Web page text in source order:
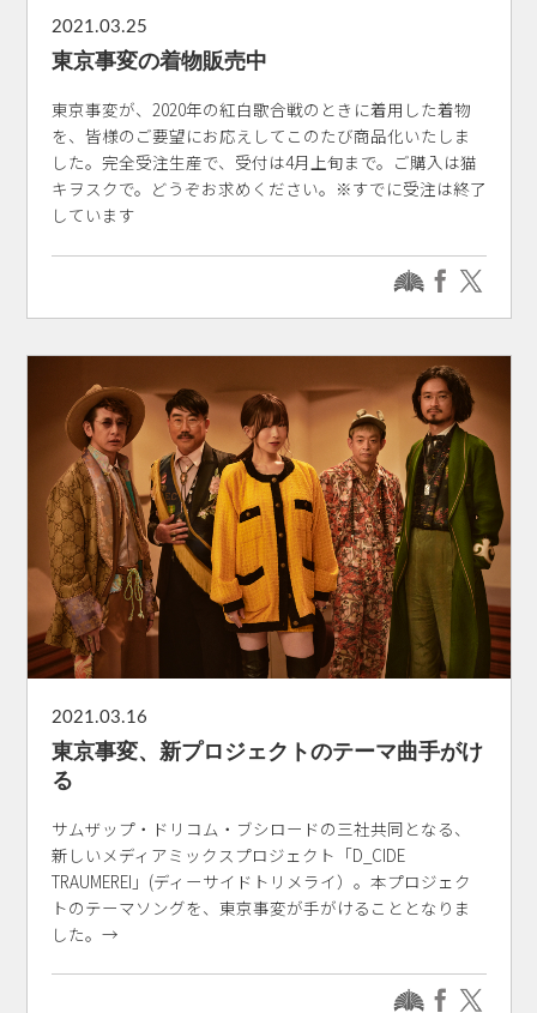
2021.03.25
東京事変の着物販売中
東京事変が、2020年の紅白歌合戦のときに着用した着物
を、皆様のご要望にお応えしてこのたび商品化いたしま
した。完全受注生産で、受付は4月上旬まで。ご購入は猫
キヲスクで。どうぞお求めください。※すでに受注は終了
しています
2021.03.16
東京事変、新プロジェクトのテーマ曲手がけ
る
サムザップ・ドリコム・ブシロードの三社共同となる、
新しいメディアミックスプロジェクト「D_CIDE
TRAUMEREI」(ディーサイドトリメライ）。本プロジェク
トのテーマソングを、東京事変が手がけることとなりま
した。→